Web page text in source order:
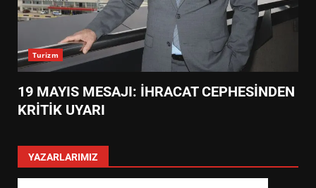
Turizm
19 MAYIS MESAJI: İHRACAT CEPHESİNDEN
KRİTİK UYARI
YAZARLARIMIZ